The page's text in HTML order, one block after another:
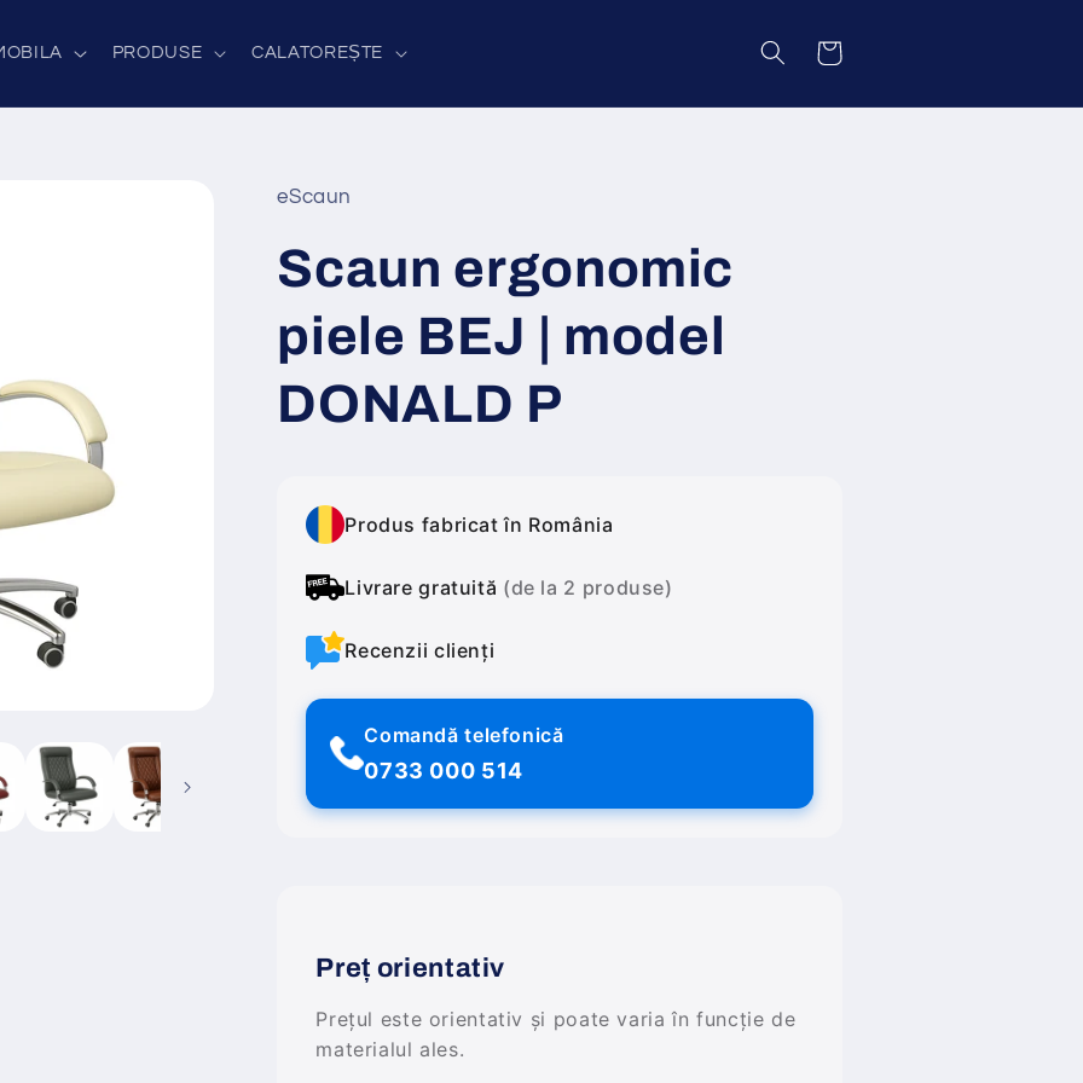
PRODUSE CALATOREȘTE Coș
eScaun
Scaun ergonomic
piele BEJ | model
DONALD P
Produs fabricat în România
Livrare gratuită (de la 2 produse)
Recenzii clienți
Comandă telefonică
0733 000 514
Preț orientativ
Prețul este orientativ și poate varia în funcție de
materialul ales.